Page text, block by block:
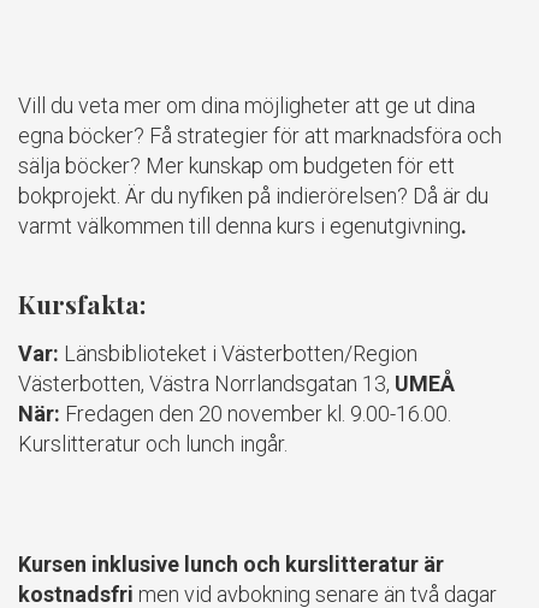
Vill du veta mer om dina möjligheter att ge ut dina
egna böcker? Få strategier för att marknadsföra och
sälja böcker? Mer kunskap om budgeten för ett
bokprojekt. Är du nyfiken på indierörelsen? Då är du
varmt välkommen till denna kurs i egenutgivning.
Kursfakta:
Var: Länsbiblioteket i Västerbotten/Region
Västerbotten, Västra Norrlandsgatan 13, UMEÅ
När: Fredagen den 20 november kl. 9.00-16.00.
Kurslitteratur och lunch ingår.
Kursen inklusive lunch och kurslitteratur är
kostnadsfri men vid avbokning senare än två dagar